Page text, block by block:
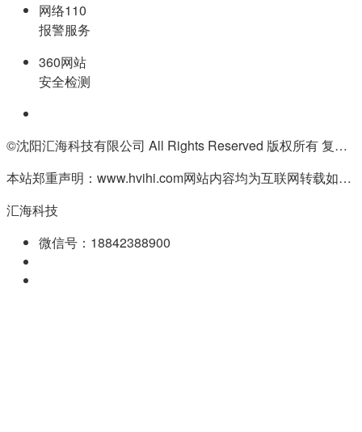
网络110
报警服务
360网站
安全检测
©沈阳汇海科技有限公司 All Rights Reserved 版权所有 复制必究
本站郑重声明：www.hvihi.com网站内容均为互联网转载如有侵权请联系QQ:55506560删除
汇海科技
微信号：18842388900